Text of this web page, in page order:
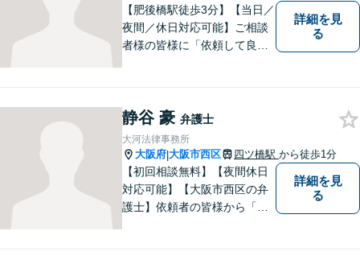
ご相談ください。
【肥後橋駅徒歩3分】【当日／
夜間／休日対応可能】ご相談
者様の皆様に「依頼して良か
離婚／相続／不動産関連／企
業法務など、幅広く対応。ご
相談者様とともに問題を解決
していきます。
詳細を見
る
静谷 豪 弁護士
大河法律事務所
大阪府|大阪市西区 四ツ橋駅 から徒歩1分
【初回相談無料】【夜間休日
対応可能】【大阪市西区の弁
護士】依頼者の皆様から「お
詳細を見
る